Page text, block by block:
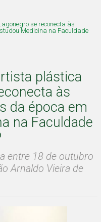
se reconecta às
Medicina na Faculdade
plástica
às
da época em
na Faculdade
entre 18 de outubro
Arnaldo Vieira de